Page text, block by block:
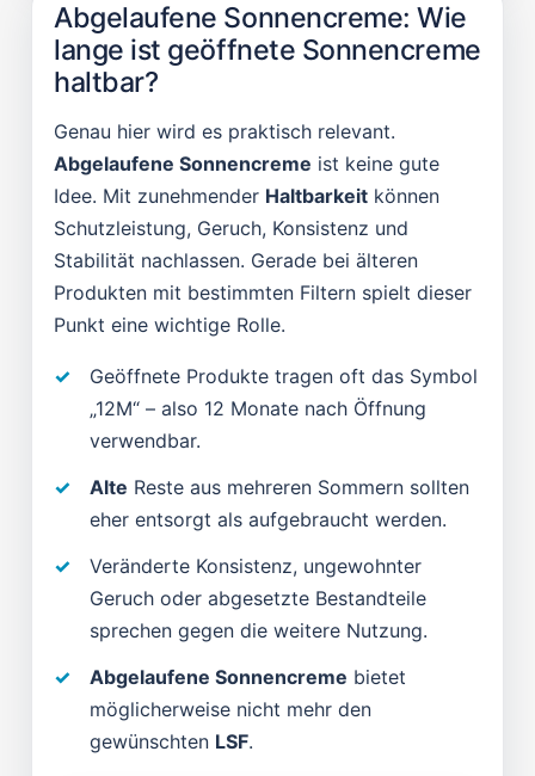
Abgelaufene Sonnencreme: Wie
lange ist geöffnete Sonnencreme
haltbar?
Genau hier wird es praktisch relevant.
Abgelaufene Sonnencreme ist keine gute
Idee. Mit zunehmender Haltbarkeit können
Schutzleistung, Geruch, Konsistenz und
Stabilität nachlassen. Gerade bei älteren
Produkten mit bestimmten Filtern spielt dieser
Punkt eine wichtige Rolle.
Geöffnete Produkte tragen oft das Symbol
„12M“ – also 12 Monate nach Öffnung
verwendbar.
Alte Reste aus mehreren Sommern sollten
eher entsorgt als aufgebraucht werden.
Veränderte Konsistenz, ungewohnter
Geruch oder abgesetzte Bestandteile
sprechen gegen die weitere Nutzung.
Abgelaufene Sonnencreme bietet
möglicherweise nicht mehr den
gewünschten LSF.